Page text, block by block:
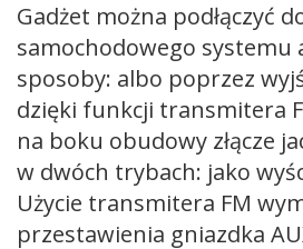
Gadżet można podłączyć
samochodowego systemu
sposoby: albo poprzez
dzięki funkcji transmitera
na boku obudowy złącze
w dwóch trybach: jako
Użycie transmitera FM
przestawienia gniazdka